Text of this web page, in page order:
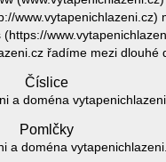
www.vytapenichlazeni.cz)
řadíme mezi dlouhé
Číslice
a doména
Pomlčky
doména